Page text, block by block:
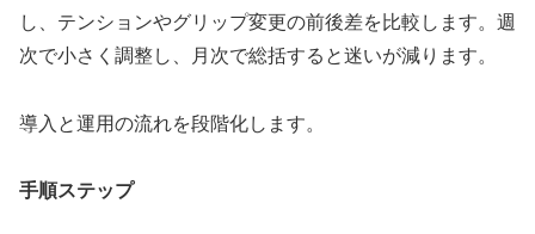
し、テンションやグリップ変更の前後差を比較します。週
次で小さく調整し、月次で総括すると迷いが減ります。
導入と運用の流れを段階化します。
手順ステップ